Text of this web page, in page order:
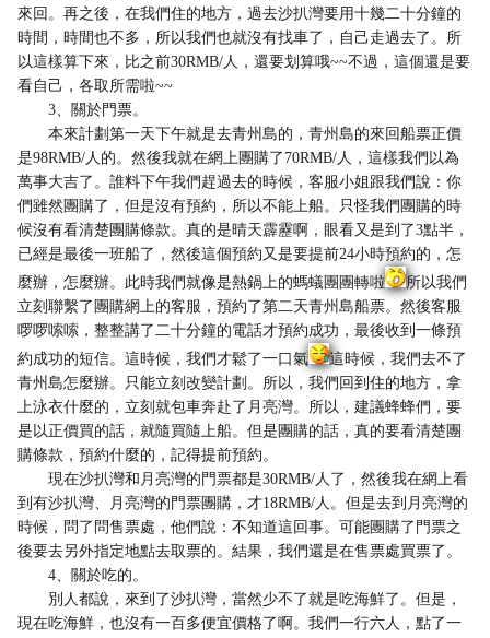
來回。再之後，在我們住的地方，過去沙扒灣要用十幾二十分鐘的
時間，時間也不多，所以我們也就沒有找車了，自己走過去了。所
以這樣算下來，比之前30RMB/人，還要划算哦~~不過，這個還是要
看自己，各取所需啦~~
3、關於門票。
本來計劃第一天下午就是去青州島的，青州島的來回船票正價
是98RMB/人的。然後我就在網上團購了70RMB/人，這樣我們以為
萬事大吉了。誰料下午我們趕過去的時候，客服小姐跟我們說：你
們雖然團購了，但是沒有預約，所以不能上船。只怪我們團購的時
候沒有看清楚團購條款。真的是晴天霹靂啊，眼看又是到了3點半，
已經是最後一班船了，然後這個預約又是要提前24小時預約的，怎
麼辦，怎麼辦。此時我們就像是熱鍋上的螞蟻團團轉啦
所以我們
立刻聯繫了團購網上的客服，預約了第二天青州島船票。然後客服
啰啰嗦嗦，整整講了二十分鐘的電話才預約成功，最後收到一條預
約成功的短信。這時候，我們才鬆了一口氣
這時候，我們去不了
青州島怎麼辦。只能立刻改變計劃。所以，我們回到住的地方，拿
上泳衣什麼的，立刻就包車奔赴了月亮灣。所以，建議蜂蜂們，要
是以正價買的話，就隨買隨上船。但是團購的話，真的要看清楚團
購條款，預約什麼的，記得提前預約。
現在沙扒灣和月亮灣的門票都是30RMB/人了，然後我在網上看
到有沙扒灣、月亮灣的門票團購，才18RMB/人。但是去到月亮灣的
時候，問了問售票處，他們說：不知道這回事。可能團購了門票之
後要去另外指定地點去取票的。結果，我們還是在售票處買票了。
4、關於吃的。
別人都說，來到了沙扒灣，當然少不了就是吃海鮮了。但是，
現在吃海鮮，也沒有一百多便宜價格了啊。我們一行六人，點了一